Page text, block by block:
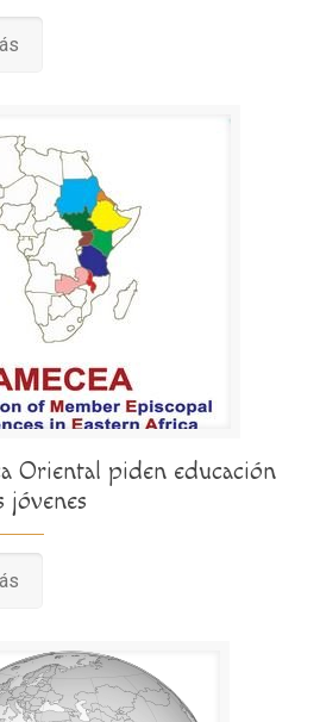
Oriental piden educación
jóvenes